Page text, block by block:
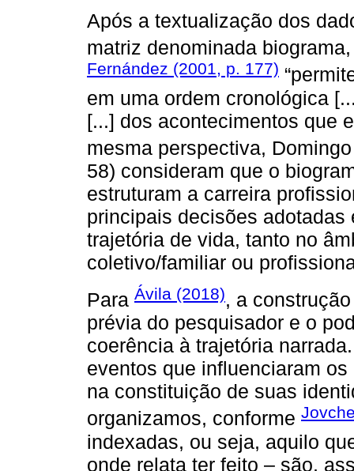
Após a textualização dos
matriz denominada
Fernández (2001, p. 177)
em uma ordem cronológica
[...] dos acontecimentos que
mesma perspectiva,
58) consideram que o
estruturam a carreira
principais decisões
trajetória de vida, tanto no
coletivo/familiar ou
Para Ávila (2018), a
prévia do pesquisador e o
coerência à trajetória
eventos que influenciaram
na constituição de suas
organizamos, conforme
indexadas, ou seja, aquilo
onde relata ter feito – são,